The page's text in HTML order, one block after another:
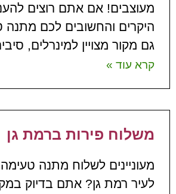
מעוצבים! אם אתם רוצים
היקרים והחשובים לכם מתנה
גם מקור מצויין למינרלים,
קרא עוד »
משלוח פירות ברמת גן
מעוניינים לשלוח מתנה
לעיר רמת גן? אתם בדיוק